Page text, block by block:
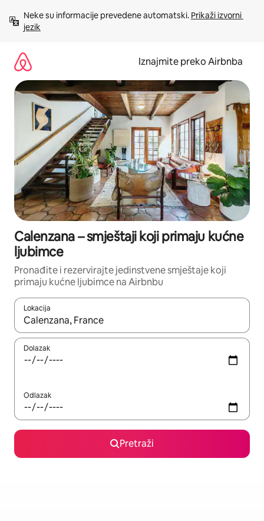
sadržaj
Neke su informacije prevedene automatski. Prikaži izvorni
jezik
Iznajmite preko Airbnba
Calenzana – smještaji koji primaju kućne
ljubimce
Pronađite i rezervirajte jedinstvene smještaje koji
primaju kućne ljubimce na Airbnbu
Lokacija
Kada budu dostupni rezultati, moći ćete ih pregledati
Dolazak
Odlazak
Pretraži